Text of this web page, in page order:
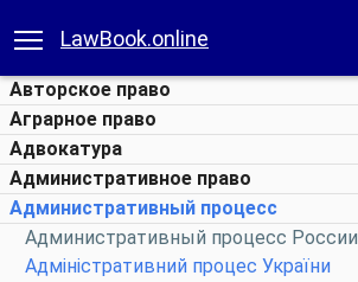
LawBook.online
Авторское право
Аграрное право
Адвокатура
Административное право
Административный процесс
Административный процесс России
Адміністративний процес України